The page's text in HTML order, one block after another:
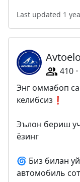
Last updated 1
410
Энг оммабоп
келибсиз❗️
Эълон бериш
ёзинг
🌀 Биз билан
автомобиль